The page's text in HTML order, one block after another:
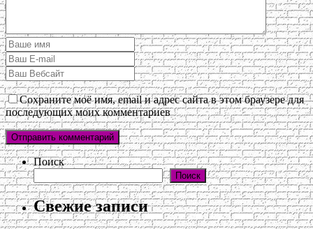
Сохраните моё имя, email и адрес сайта в этом браузере для
последующих моих комментариев
Поиск
Поиск
Свежие записи